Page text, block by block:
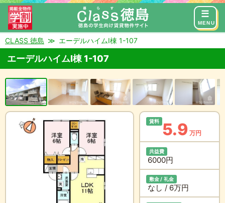
MENU
来店予約 お問い合わせ
CLASS 徳島 エーデルハイムI棟 1-107
エーデルハイムI棟 1-107
賃料 5.9 万円
共益費
6000円
敷金 / 礼金
なし / 6万円